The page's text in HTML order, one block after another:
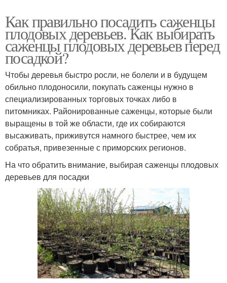
Как правильно посадить саженцы
плодовых деревьев. Как выбирать
саженцы плодовых деревьев перед
посадкой?
Чтобы деревья быстро росли, не болели и в будущем
обильно плодоносили, покупать саженцы нужно в
специализированных торговых точках либо в
питомниках. Районированные саженцы, которые были
выращены в той же области, где их собираются
высаживать, приживутся намного быстрее, чем их
собратья, привезенные с приморских регионов.
На что обратить внимание, выбирая саженцы плодовых
деревьев для посадки